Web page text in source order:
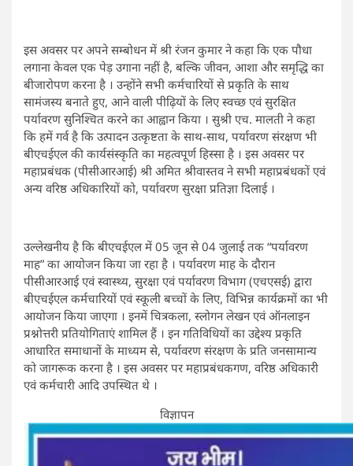
इस अवसर पर अपने सम्बोधन में श्री रंजन कुमार ने कहा कि एक पौधा
लगाना केवल एक पेड़ उगाना नहीं है, बल्कि जीवन, आशा और समृद्धि का
बीजारोपण करना है । उन्होंने सभी कर्मचारियों से प्रकृति के साथ
सामंजस्य बनाते हुए, आने वाली पीढ़ियों के लिए स्वच्छ एवं सुरक्षित
पर्यावरण सुनिश्चित करने का आह्वान किया । सुश्री एच. मालती ने कहा
कि हमें गर्व है कि उत्पादन उत्कृष्टता के साथ-साथ, पर्यावरण संरक्षण भी
बीएचईएल की कार्यसंस्कृति का महत्वपूर्ण हिस्सा है । इस अवसर पर
महाप्रबंधक (पीसीआरआई) श्री अमित श्रीवास्तव ने सभी महाप्रबंधकों एवं
अन्य वरिष्ठ अधिकारियों को, पर्यावरण सुरक्षा प्रतिज्ञा दिलाई ।
उल्लेखनीय है कि बीएचईएल में 05 जून से 04 जुलाई तक “पर्यावरण
माह” का आयोजन किया जा रहा है । पर्यावरण माह के दौरान
पीसीआरआई एवं स्वास्थ्य, सुरक्षा एवं पर्यावरण विभाग (एचएसई) द्वारा
बीएचईएल कर्मचारियों एवं स्कूली बच्चों के लिए, विभिन्न कार्यक्रमों का भी
आयोजन किया जाएगा । इनमें चित्रकला, स्लोगन लेखन एवं ऑनलाइन
प्रश्नोत्तरी प्रतियोगिताएं शामिल हैं । इन गतिविधियों का उद्देश्य प्रकृति
आधारित समाधानों के माध्यम से, पर्यावरण संरक्षण के प्रति जनसामान्य
को जागरूक करना है । इस अवसर पर महाप्रबंधकगण, वरिष्ठ अधिकारी
एवं कर्मचारी आदि उपस्थित थे ।
विज्ञापन